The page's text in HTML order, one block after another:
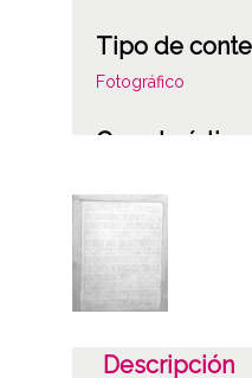
Tipo de
Fotográfico
Fecha
Descripción